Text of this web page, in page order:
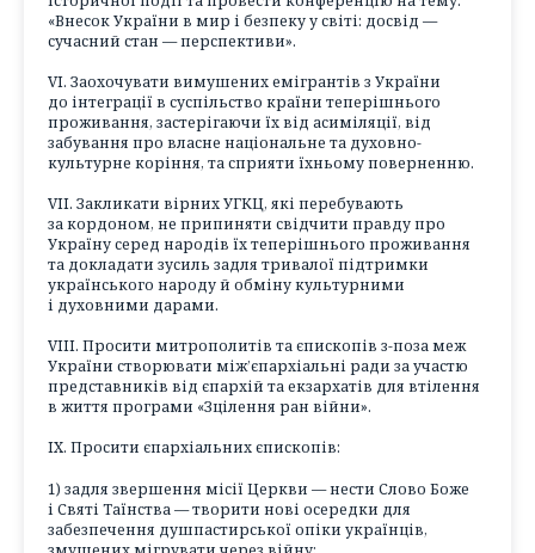
«Внесок України в мир і безпеку у світі: досвід —
сучасний стан — перспективи».
VI. Заохочувати вимушених емігрантів з України
до інтеграції в суспільство країни теперішнього
проживання, застерігаючи їх від асиміляції, від
забування про власне національне та духовно-
культурне коріння, та сприяти їхньому поверненню.
VII. Закликати вірних УГКЦ, які перебувають
за кордоном, не припиняти свідчити правду про
Україну серед народів їх теперішнього проживання
та докладати зусиль задля тривалої підтримки
українського народу й обміну культурними
і духовними дарами.
VIII. Просити митрополитів та єпископів з-поза меж
України створювати між’єпархіальні ради за участю
представників від єпархій та екзархатів для втілення
в життя програми «Зцілення ран війни».
IX. Просити єпархіальних єпископів:
1) задля звершення місії Церкви — нести Слово Боже
і Святі Таїнства — творити нові осередки для
забезпечення душпастирської опіки українців,